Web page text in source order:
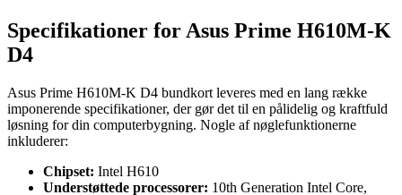
Specifikationer for Asus Prime H610M-K
D4
Asus Prime H610M-K D4 bundkort leveres med en lang række
imponerende specifikationer, der gør det til en pålidelig og kraftfuld
løsning for din computerbygning. Nogle af nøglefunktionerne
inkluderer:
Chipset: Intel H610
Understøttede processorer: 10th Generation Intel Core,